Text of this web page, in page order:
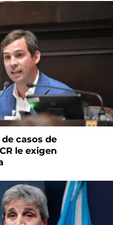
casos de
le exigen